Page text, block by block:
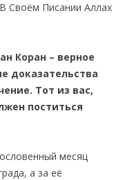
Своём Писании Аллах
Коран – верное
доказательства
Тот из вас,
поститься
месяц
а за её